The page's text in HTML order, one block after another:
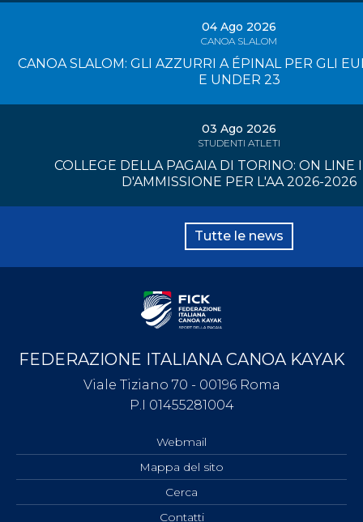
04 Ago 2026
CANOA SLALOM
CANOA SLALOM: GLI AZZURRI A ÉPINAL PER GLI
E UNDER 23
03 Ago 2026
STUDENTI ATLETI
COLLEGE DELLA PAGAIA DI TORINO: ON LINE
D'AMMISSIONE PER L'AA 2026-2026
Tutte le news
FEDERAZIONE ITALIANA CANOA KAYAK
Viale Tiziano 70 - 00196 Roma
P.I 01455281004
Webmail
Mappa del sito
Cerca
Contatti